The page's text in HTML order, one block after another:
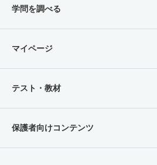
学問を調べる
マイページ
テスト・教材
保護者向けコンテンツ